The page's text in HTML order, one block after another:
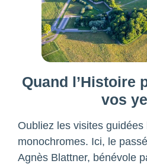
Quand l’Histoire
vos
Oubliez les visites guidées
monochromes. Ici, le
Agnès Blattner, bénévole